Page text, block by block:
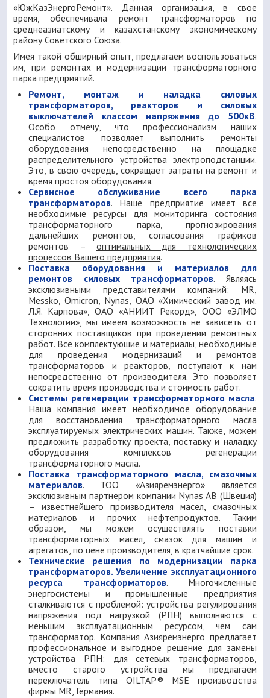
«ЮжКазЭнергоРемонт». Данная организация, в свое
время, обеспечивала ремонт трансформаторов по
среднеазиатскому и казахстанскому экономическому
району Советского Союза.
Имея такой обширный опыт, предлагаем воспользоваться
им, при ремонтах и модернизации трансформаторного
парка предприятий.
Ремонт, монтаж и наладка силовых
трансформаторов, реакторов и силовых
выключателей классом напряжения до 500кВ.
Особо отмечу, что профессионализм наших
специалистов позволяет выполнить ремонты
оборудования непосредственно на площадке
распределительного устройства электроподстанции.
Это, в свою очередь, сокращает затраты на ремонт и
время простоя оборудования.
Сервисное обслуживание всего парка
трансформаторов. Наше предприятие имеет все
необходимые ресурсы для мониторинга состояния
трансформаторного парка, прогнозирования
дальнейших ремонтов, согласования графиков
ремонтов – оптимальных для технологических
процессов Вашего предприятия.
Поставка оборудования и материалов для
ремонтов силовых трансформаторов. Являясь
эксклюзивными представителями компаний: MR,
Messko, Omicron, Nynas, ОАО «Химический завод им.
Л.Я. Карпова», ОАО «АНИИТ Рекорд», ООО «ЭЛМО
Технологии», мы имеем возможность не зависеть от
сторонних поставщиков при проведении ремонтных
работ. Все комплектующие и материалы, необходимые
для проведения модернизаций и ремонтов
трансформаторов и реакторов, поступают к нам
непосредственно от производителя. Это позволяет
сократить время производства и стоимость работ.
Системы регенерации трансформаторного масла.
Наша компания имеет необходимое оборудование
для восстановления трансформаторного масла
эксплуатируемых электрических машин. Также, можем
предложить разработку проекта, поставку и наладку
оборудования комплексов регенерации
трансформаторного масла.
Поставка трансформаторного масла, смазочных
материалов. ТОО «Азияремэнерго» является
эксклюзивным партнером компании Nynas AB (Швеция)
– известнейшего производителя масел, смазочных
материалов и прочих нефтепродуктов. Таким
образом, мы можем осуществлять поставки
трансформаторных масел, смазок для машин и
агрегатов, по цене производителя, в кратчайшие срок.
Технические решения по модернизации парка
трансформаторов. Увеличение эксплуатационного
ресурса трансформаторов. Многочисленные
энергосистемы и промышленные предприятия
сталкиваются с проблемой: устройства регулирования
напряжения под нагрузкой (РПН) выполняются с
меньшим эксплуатационным ресурсом, чем сам
трансформатор. Компания Азияремэнерго предлагает
профессиональное и выгодное решение для замены
устройства РПН: для сетевых трансформаторов,
вместо старого устройства мы предлагаем
переключатель типа OILTAP® MSE производства
фирмы MR, Германия.